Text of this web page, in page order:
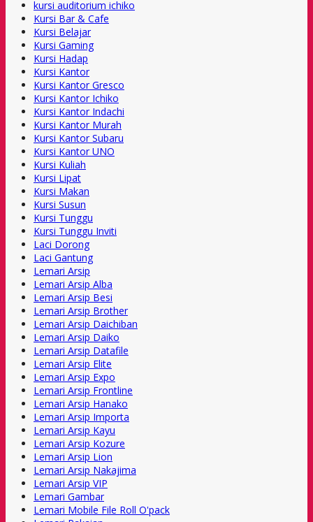
kursi auditorium ichiko
Kursi Bar & Cafe
Kursi Belajar
Kursi Gaming
Kursi Hadap
Kursi Kantor
Kursi Kantor Gresco
Kursi Kantor Ichiko
Kursi Kantor Indachi
Kursi Kantor Murah
Kursi Kantor Subaru
Kursi Kantor UNO
Kursi Kuliah
Kursi Lipat
Kursi Makan
Kursi Susun
Kursi Tunggu
Kursi Tunggu Inviti
Laci Dorong
Laci Gantung
Lemari Arsip
Lemari Arsip Alba
Lemari Arsip Besi
Lemari Arsip Brother
Lemari Arsip Daichiban
Lemari Arsip Daiko
Lemari Arsip Datafile
Lemari Arsip Elite
Lemari Arsip Expo
Lemari Arsip Frontline
Lemari Arsip Hanako
Lemari Arsip Importa
Lemari Arsip Kayu
Lemari Arsip Kozure
Lemari Arsip Lion
Lemari Arsip Nakajima
Lemari Arsip VIP
Lemari Gambar
Lemari Mobile File Roll O'pack